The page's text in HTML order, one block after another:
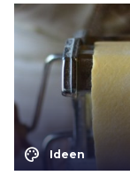
color_lens Ideen